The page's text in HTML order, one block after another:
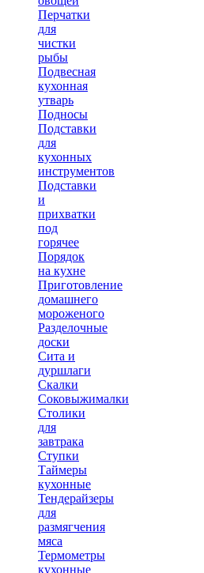
Перчатки
для
чистки
рыбы
Подвесная
кухонная
утварь
Подносы
Подставки
для
кухонных
инструментов
Подставки
и
прихватки
под
горячее
Порядок
на кухне
Приготовление
домашнего
мороженого
Разделочные
доски
Сита и
дуршлаги
Скалки
Соковыжималки
Столики
для
завтрака
Ступки
Таймеры
кухонные
Тендерайзеры
для
размягчения
мяса
Термометры
кухонные